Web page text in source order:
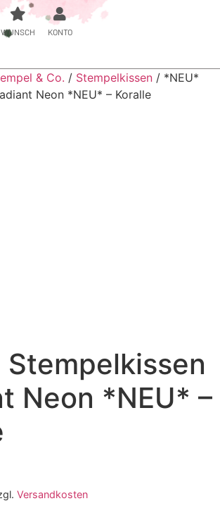
WUNSCH KONTO
& Co. / Stempelkissen / *NEU*
Neon *NEU* – Koralle
Stempelkissen
Neon *NEU* –
Versandkosten